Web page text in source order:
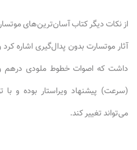
از نکات دیگر کتاب آسان‌ترین‌های
آثار موتسارت بدون پدال‌گیری اشاره
داشت که اصوات خطوط ملودی درهم
(سرعت) پیشنهاد ویراستار بوده و با
می‌تواند تغییر کند.